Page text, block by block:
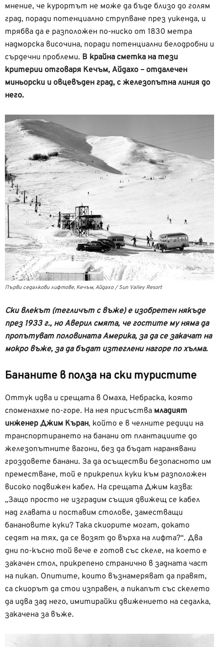
мнение, че курортът не може да бъде близо до голям
град, поради потенциално струпване през уикенда, и
трябва да е разположен по-ниско от 1830 метра
надморска височина, поради потенциални белодробни и
сърдечни проблеми. В крайна сметка на тези
критерии отговаря Кечъм, Айдахо – отдалечен
миньорски и овцевъден град, с железопътна линия до
него.
Първи седалкови лифтове, Кечъм, Айдахо / Sun Valley Resort
Ски влекът (тегличът с въже) е изобретен някъде
през 1933 г., но Аверил смята, че гостите му няма да
пропътуват половината Америка, за да се закачат на
мокро въже, за да бъдат изтеглени нагоре по хълма.
Бананите в полза на ски туристите
Оттук идва и срещата в Омаха, Небраска, която
споменахме по-горе. На нея присъства младият
инженер Джим Къран, който е в челните редици на
транспортирането на банани от плантациите до
железопътните вагони, без да бъдат наранявани
гроздовете банани. За да осъществи безопасното им
преместване, той е прикрепил куки към разположен
високо подвижен кабел. На срещата Джим казва:
„Защо просто не изградим същия движещ се кабел
над главата и поставим столове, заместващи
банановите куки? Така скиорите могат, докато
седят на тях, да се возят до върха на лифта?“. Два
дни по-късно той вече е готов със скеле, на което е
закачен стол, прикрепено странично в задната част
на пикап. Опитите, които възнамеряват да правят,
са скиорът да стои изправен, а пикапът със скелето
да идва зад него, имитирайки движението на седалка,
закачена за въже.